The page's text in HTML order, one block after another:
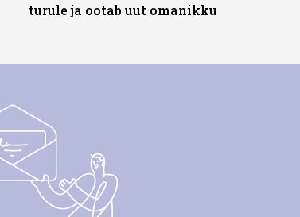
turule ja ootab uut omanikku